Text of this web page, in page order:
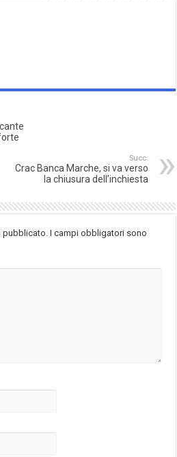
Succ.
Crac Banca Marche, si va verso
la chiusura dell’inchiesta
pubblicato. I campi obbligatori sono